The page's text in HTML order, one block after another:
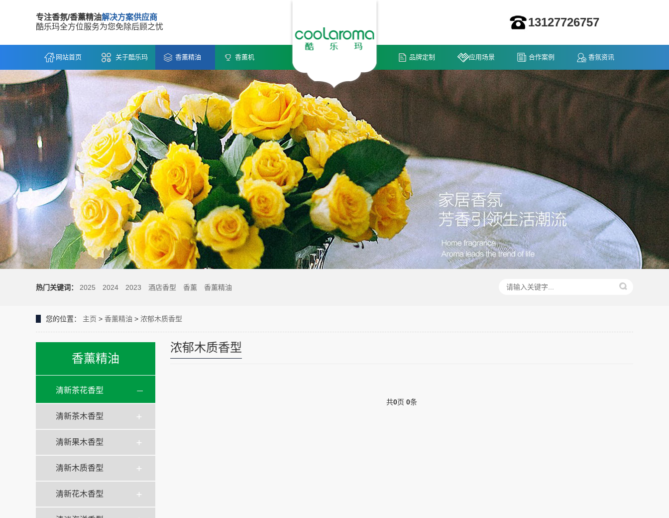
专注香氛/香薰精油解决方案供应商
酷乐玛全方位服务为您免除后顾之忧
13127726757
网站首页 关于酷乐玛 香薰精油 香薰机 品牌定制 应用场景 合作案例 香氛资讯
热门关键词： 2025 2024 2023 酒店香型 香薰 香薰精油
您的位置： 主页 > 香薰精油 > 浓郁木质香型
香薰精油
清新茶花香型
清新茶木香型
清新果木香型
清新木质香型
清新花木香型
浓郁木质香型
共0页 0条